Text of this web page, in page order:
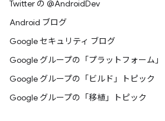
Twitter の @AndroidDev
Android ブログ
Google セキュリティ ブログ
Google グループの「プラットフォーム」
Google グループの「ビルド」トピック
Google グループの「移植」トピック